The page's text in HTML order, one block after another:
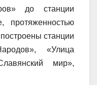
до станции
протяженностью
станции
«Улица
мир»,